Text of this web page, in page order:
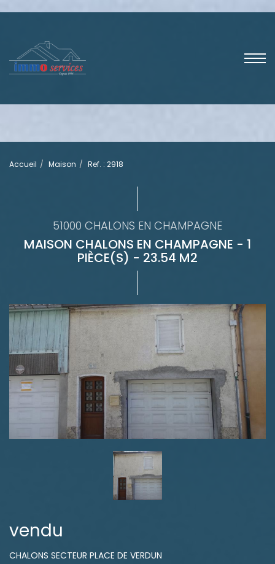
Accueil Maison Ref. : 2918
51000 CHALONS EN CHAMPAGNE
MAISON CHALONS EN CHAMPAGNE - 1
PIÈCE(S) - 23.54 M2
vendu
CHALONS SECTEUR PLACE DE VERDUN